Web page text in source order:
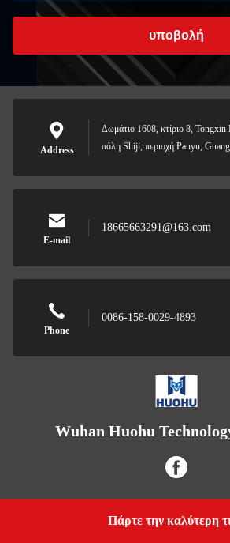
Πάρτε την καλύτερη
υποβολή
Address
Δωμάτιο 1608, κτίριο 8,
πόλη Shiji, περιοχή Panyu,
E-mail
18665663291@163.com
Phone
0086-158-0029-4893
Wuhan Huohu